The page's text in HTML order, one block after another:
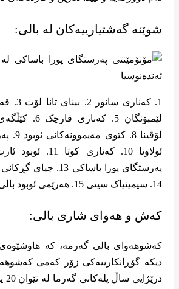
شوێنە گەشتیارییەکان لە بالی:
لۆڤینا
پەرستگای پورا باساکی
14. سیمینیاک سیتی 15. هەرێمی ئوبود بالی
کەش و هەوای شاری بالی:
کەشوهەوای بالی گەرمە، کە
دیکە گۆڕانکارییەکی زۆر کەمی